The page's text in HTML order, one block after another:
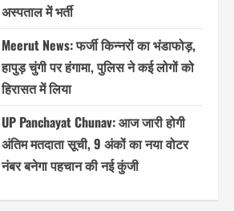
अस्पताल में भर्ती
Meerut News: फर्जी किन्नरों का भंडाफोड़,
हापुड़ चुंगी पर हंगामा, पुलिस ने कई लोगों को
हिरासत में लिया
UP Panchayat Chunav: आज जारी होगी
अंतिम मतदाता सूची, 9 अंकों का नया वोटर
नंबर बनेगा पहचान की नई कुंजी